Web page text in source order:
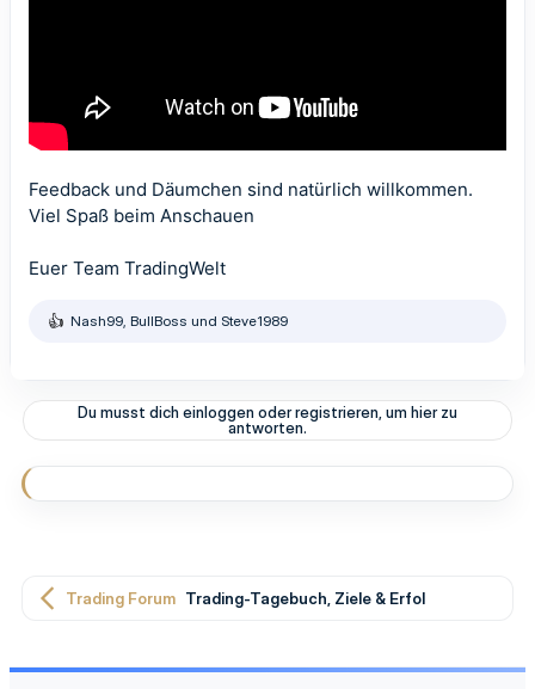
Feedback und Däumchen sind natürlich willkommen.
Viel Spaß beim Anschauen
Euer Team TradingWelt
R
t
o
n
n
Nash99, BullBoss und Steve1989
Du musst dich einloggen oder registrieren, um hier zu
antworten.
Trading Forum Trading-Tagebuch, Ziele & Erfolge